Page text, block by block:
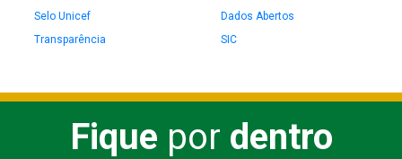
Selo Unicef
Dados Abertos
Transparência
SIC
Fique por dentro